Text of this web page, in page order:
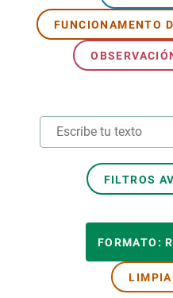
FUNCIONAMENTO
FILTROS
TEMAS TRANSVERSALES
FORMATO:
PARTICIPA
NOTICIAS Y AGENDA